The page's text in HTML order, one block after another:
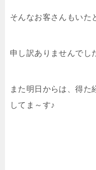
そんなお客さんもいた
申し訳ありませんでし
また明日からは、得た
してま～す♪